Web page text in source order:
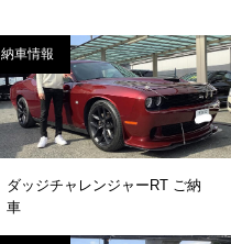
納車情報
ダッジチャレンジャーRT ご納
車